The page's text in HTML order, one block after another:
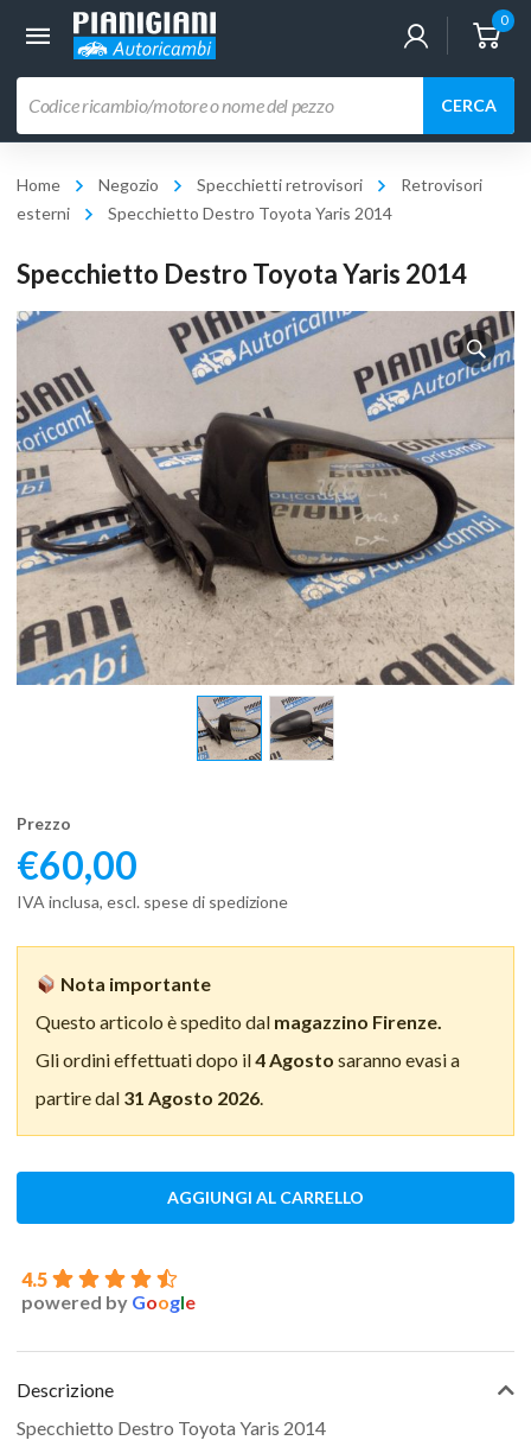
0
prodotti
CERCA
Home Negozio Specchietti retrovisori
Retrovisori
esterni
Specchietto Destro Toyota Yaris 2014
Specchietto Destro Toyota Yaris 2014
Prezzo
€60,00
IVA inclusa, escl. spese di spedizione
Nota importante
Questo articolo è spedito dal magazzino Firenze.
Gli ordini effettuati dopo il4 Agosto saranno evasi a
partire dal 31 Agosto 2026.
AGGIUNGI AL CARRELLO
4.5
powered by Google
Descrizione
Specchietto Destro Toyota Yaris 2014